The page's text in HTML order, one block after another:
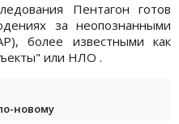
Пентагон готов
за неопознанными
более известными как
или НЛО .
новому